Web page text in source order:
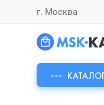
г. Москва